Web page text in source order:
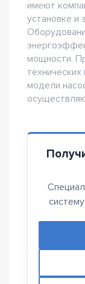
имеют
установке и
мощности.
модели